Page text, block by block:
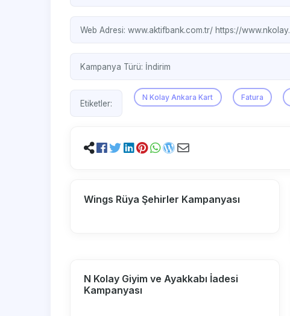
Web Adresi: www.aktifbank.com.tr/ https://
Kampanya Türü: İndirim
Etiketler:
N Kolay Ankara Kart Fatura
Wings Rüya Şehirler Kampanyası
N Kolay Giyim ve Ayakkabı İadesi
Kampanyası